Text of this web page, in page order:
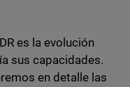
es la evolución
sus capacidades.
en detalle las